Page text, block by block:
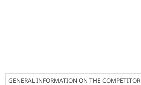
GENERAL INFORMATION ON THE COMPETITOR